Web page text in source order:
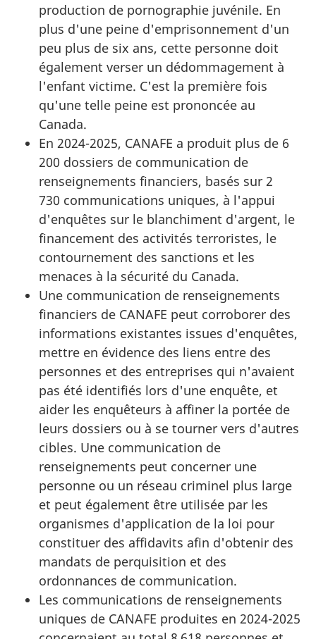
production de pornographie juvénile. En
plus d'une peine d'emprisonnement d'un
peu plus de six ans, cette personne doit
également verser un dédommagement à
l'enfant victime. C'est la première fois
qu'une telle peine est prononcée au
Canada.
En 2024-2025, CANAFE a produit plus de 6
200 dossiers de communication de
renseignements financiers, basés sur 2
730 communications uniques, à l'appui
d'enquêtes sur le blanchiment d'argent, le
financement des activités terroristes, le
contournement des sanctions et les
menaces à la sécurité du Canada.
Une communication de renseignements
financiers de CANAFE peut corroborer des
informations existantes issues d'enquêtes,
mettre en évidence des liens entre des
personnes et des entreprises qui n'avaient
pas été identifiés lors d'une enquête, et
aider les enquêteurs à affiner la portée de
leurs dossiers ou à se tourner vers d'autres
cibles. Une communication de
renseignements peut concerner une
personne ou un réseau criminel plus large
et peut également être utilisée par les
organismes d'application de la loi pour
constituer des affidavits afin d'obtenir des
mandats de perquisition et des
ordonnances de communication.
Les communications de renseignements
uniques de CANAFE produites en 2024-2025